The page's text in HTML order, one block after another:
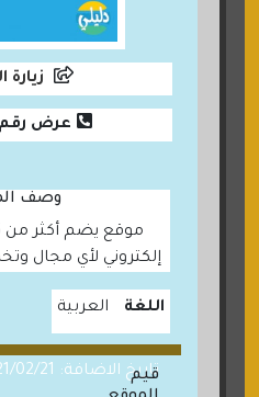
زيارة
عرض رقم
وصف
إلكتروني لأي مجال
اللغة العربية
تاريخ الاضافة: 2021/02/21
قيم